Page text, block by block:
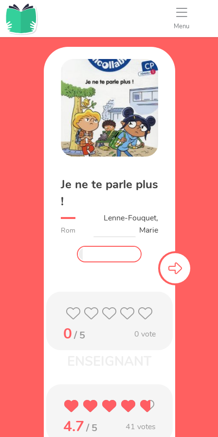
Menu
Je ne te parle plus
!
Lenne-Fouquet,
Marie
Roman
0/ 5 0 vote
4.7/ 5 41 votes